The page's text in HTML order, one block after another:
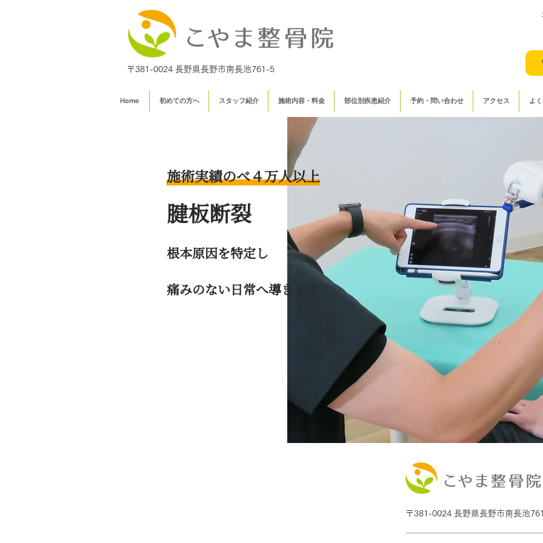
〒381-0024 長野県長野市南長池761-5
Home 初めての方へ スタッフ紹介 施術内容・料金 部位別疾患紹介 予約・問い合わせ アクセス よ
施術実績のべ４万人以上
腱板断裂
根本原因を特定し
痛みのない日常へ導きます！
〒381-0024 長野県長野市南長池